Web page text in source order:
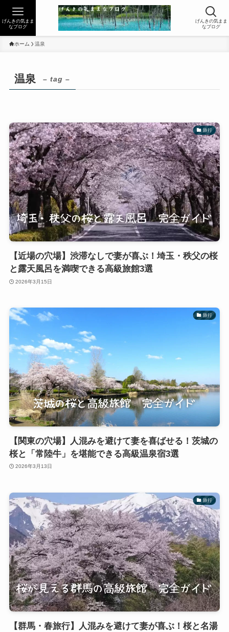
げんきの気まま
なブログ
げんきの気まま
なブログ
ホーム 温泉
温泉 – tag –
旅行
【近場の穴場】渋滞なしで妻が喜ぶ！埼玉・秩父の桜
と露天風呂を満喫できる高級旅館3選
2026年3月15日
旅行
【関東の穴場】人混みを避けて妻を喜ばせる！茨城の
桜と「常陸牛」を堪能できる高級温泉宿3選
2026年3月13日
旅行
【群馬・春旅行】人混みを避けて妻が喜ぶ！桜と名湯